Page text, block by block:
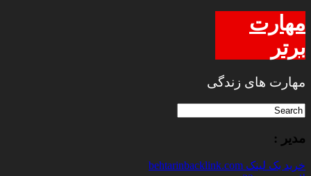
مهارت
برتر
مهارت های زندگی
مدیر :
خرید بک لینک behtarinbacklink.com